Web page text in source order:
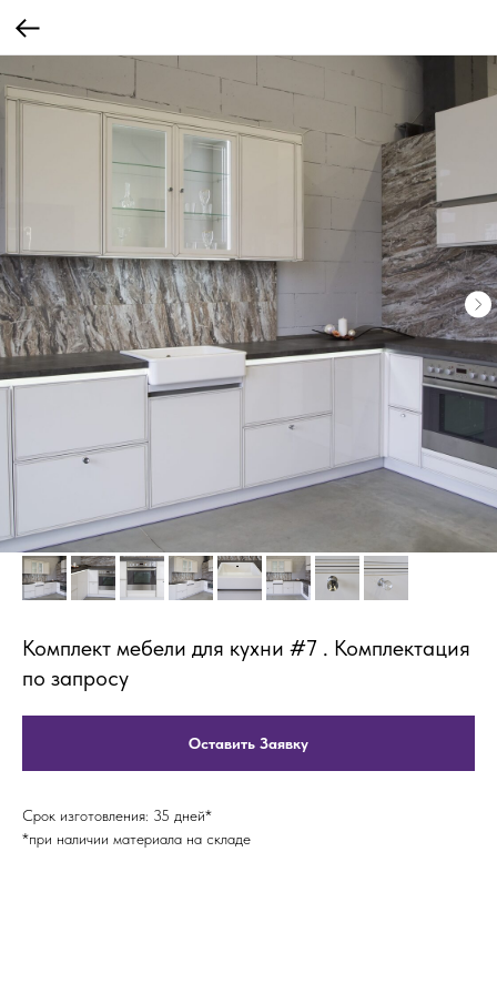
Комплект мебели для кухни #7 . Комплектация
по запросу
Оставить Заявку
Срок изготовления: 35 дней*
*при наличии материала на складе